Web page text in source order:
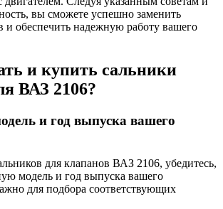
вы сможете успешно заменить
и обеспечить надежную работу вашего
и купить сальники
ВАЗ 2106?
и год выпуска вашего
для клапанов ВАЗ 2106, убедитесь,
модель и год выпуска вашего
для подбора соответствующих